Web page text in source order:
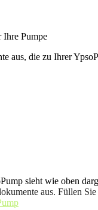
Ihre Pumpe
aus, die zu Ihrer
sieht wie oben
aus. Füllen